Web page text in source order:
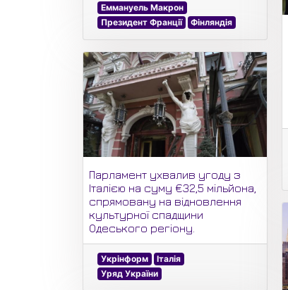
Еммануель Макрон
Президент Франції
Фінляндія
Парламент ухвалив угоду з
Італією на суму €32,5 мільйона,
спрямовану на відновлення
культурної спадщини
Одеського регіону.
Укрінформ
Італія
Уряд України